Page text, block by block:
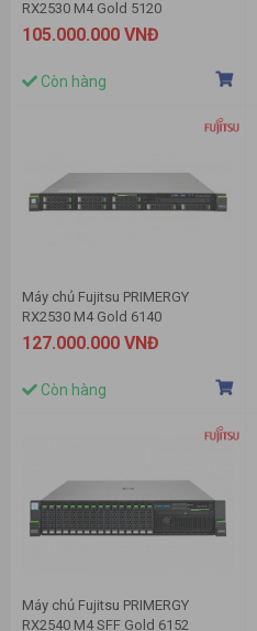
RX2530 M4 Gold 5120
105.000.000 VNĐ
Còn hàng
Máy chủ Fujitsu PRIMERGY
RX2530 M4 Gold 6140
127.000.000 VNĐ
Còn hàng
Máy chủ Fujitsu PRIMERGY
RX2540 M4 SFF Gold 6152